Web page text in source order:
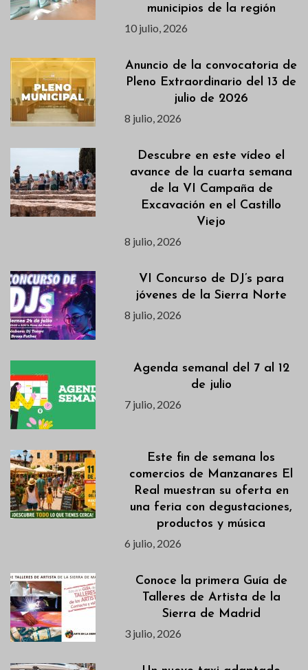
municipios de la región
10 julio, 2026
Anuncio de la convocatoria de
Pleno Extraordinario del 13 de
julio de 2026
8 julio, 2026
Descubre en este vídeo el
avance de la cuarta semana
de la VI Campaña de
Excavación en el Castillo
Viejo
8 julio, 2026
VI Concurso de DJ’s para
jóvenes de la Sierra Norte
8 julio, 2026
Agenda semanal del 7 al 12
de julio
7 julio, 2026
Este fin de semana los
comercios de Manzanares El
Real muestran su oferta en
una feria con degustaciones,
productos y música
6 julio, 2026
Conoce la primera Guía de
Talleres de Artista de la
Sierra de Madrid
3 julio, 2026